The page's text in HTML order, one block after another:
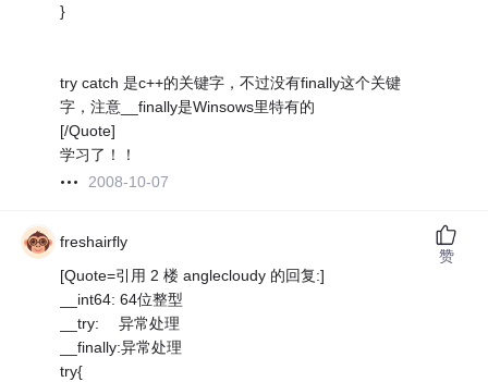
}
try catch 是c++的关键字，不过没有finally这个关键
字，注意__finally是Winsows里特有的
[/Quote]
学习了！！
2008-10-07
freshairfly
[Quote=引用 2 楼 anglecloudy 的回复:]
__int64: 64位整型
__try: 异常处理
__finally:异常处理
try{
赞